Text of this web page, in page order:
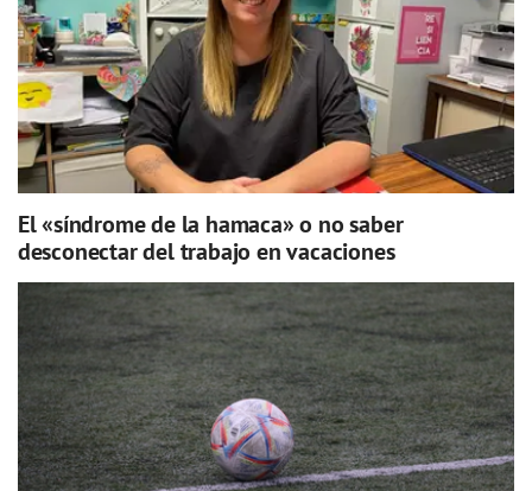
El «síndrome de la hamaca» o no saber
desconectar del trabajo en vacaciones